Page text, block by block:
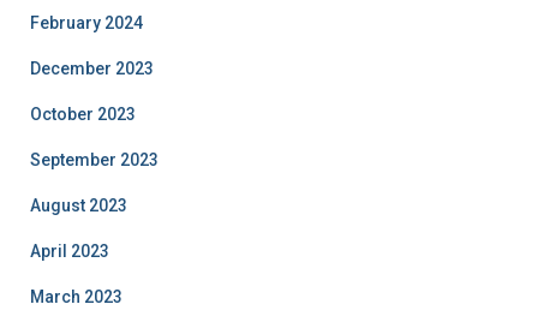
February 2024
December 2023
October 2023
September 2023
August 2023
April 2023
March 2023